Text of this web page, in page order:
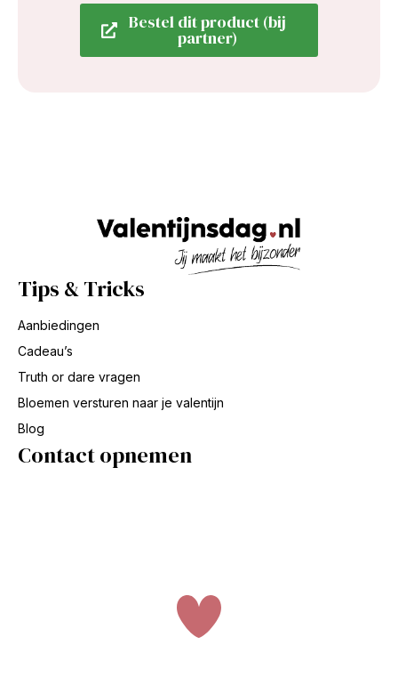
Bestel dit product (bij
partner)
Tips & Tricks
Aanbiedingen
Cadeau’s
Truth or dare vragen
Bloemen versturen naar je valentijn
Blog
Contact opnemen